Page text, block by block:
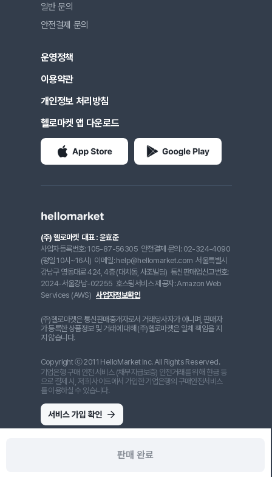
판매 완료
일반 문의
안전결제 문의
운영정책
이용약관
개인정보 처리방침
헬로마켓 앱 다운로드
(주) 헬로마켓 대표 : 윤효준
사업자등록번호: 105-87-56305 안전결제 문의: 02-324-4090
(평일 10시~16시) 이메일: help@hellomarket.com 서울특별시
강남구 영동대로 424, 4층 (대치동, 사조빌딩) 통신판매업신고번호:
2024-서울강남-02255 호스팅서비스 제공자: Amazon Web
Services (AWS) 사업자정보확인
(주)헬로마켓은 통신판매중개자로서 거래당사자가 아니며, 판매자
가 등록한 상품정보 및 거래에 대해 (주)헬로마켓은 일체 책임을 지
지 않습니다.
Copyright ⓒ 2011 HelloMarket Inc. All Rights Reserved.
기업은행 구매 안전 서비스 (채무지급보증) 안전거래를 위해 현금 등
으로 결제 시, 저희 사이트에서 가입한 기업은행의 구매안전서비스
를 이용하실 수 있습니다.